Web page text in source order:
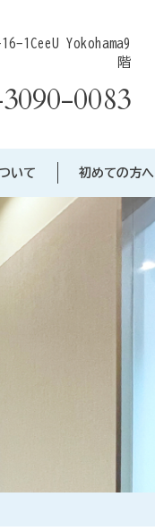
1CeeU Yokohama9
階
0083
いて 初めての方へ